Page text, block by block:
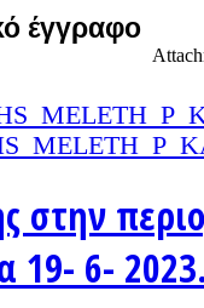
έγγραφο
στην
19- 6-